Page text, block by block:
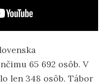
65 692 osôb. V
len 348 osôb. Tábor